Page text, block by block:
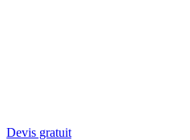
Devis gratuit